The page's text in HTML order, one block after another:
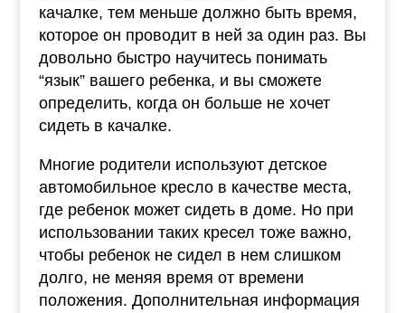
качалке, тем меньше должно быть время,
которое он проводит в ней за один раз. Вы
довольно быстро научитесь понимать
“язык” вашего ребенка, и вы сможете
определить, когда он больше не хочет
сидеть в качалке.
Многие родители используют детское
автомобильное кресло в качестве места,
где ребенок может сидеть в доме. Но при
использовании таких кресел тоже важно,
чтобы ребенок не сидел в нем слишком
долго, не меняя время от времени
положения. Дополнительная информация